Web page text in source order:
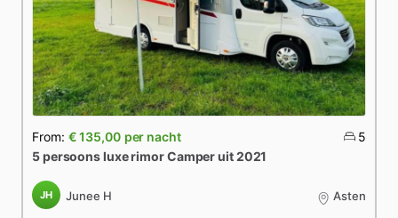
From: € 135,00 per nacht
5
5persoonsluxerimorCamperuit2021
JH Junee H Asten